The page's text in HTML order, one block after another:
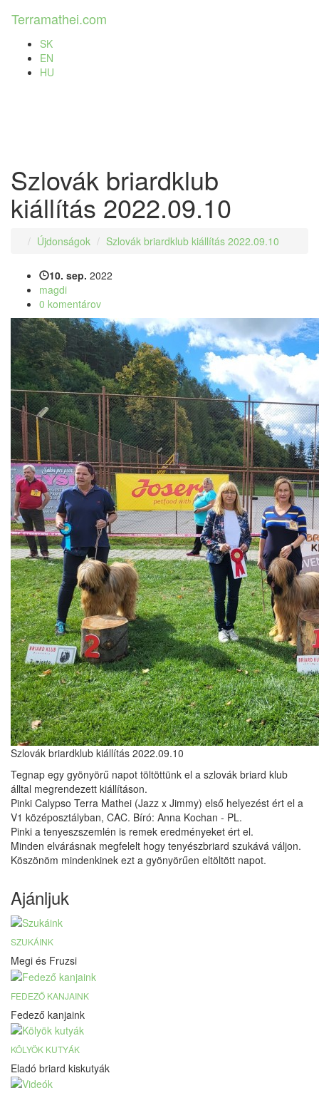
Terramathei.com
SK
EN
HU
Szlovák briardklub
kiállítás 2022.09.10
Újdonságok Szlovák briardklub kiállítás 2022.09.10
10. sep. 2022
magdi
0 komentárov
Szlovák briardklub kiállítás 2022.09.10
Tegnap egy gyönyörű napot töltöttünk el a szlovák briard klub
álltal megrendezett kiállításon.
Pinki Calypso Terra Mathei (Jazz x Jimmy) első helyezést ért el a
V1 középosztályban, CAC. Bíró: Anna Kochan - PL.
Pinki a tenyeszszemlén is remek eredményeket ért el.
Minden elvárásnak megfelelt hogy tenyészbriard szukává váljon.
Köszönöm mindenkinek ezt a gyönyörűen eltöltött napot.
Ajánljuk
SZUKÁINK
Megi és Fruzsi
FEDEZŐ KANJAINK
Fedező kanjaink
KÖLYÖK KUTYÁK
Eladó briard kiskutyák